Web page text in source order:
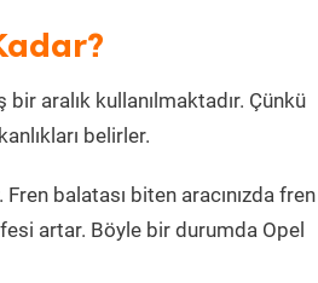
bir aralık kullanılmaktadır. Çünkü
belirler.
balatası biten aracınızda fren
artar. Böyle bir durumda Opel